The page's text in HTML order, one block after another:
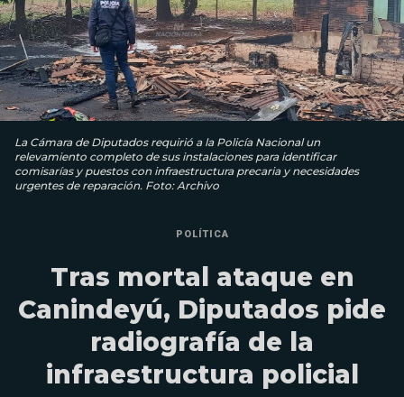
La Cámara de Diputados requirió a la Policía Nacional un
relevamiento completo de sus instalaciones para identificar
comisarías y puestos con infraestructura precaria y necesidades
urgentes de reparación. Foto: Archivo
POLÍTICA
Tras mortal ataque en
Canindeyú, Diputados pide
radiografía de la
infraestructura policial